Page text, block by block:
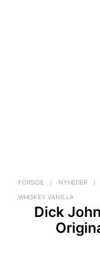
FORSIDE / NYHEDER /
WHISKEY VANILLA
Dick